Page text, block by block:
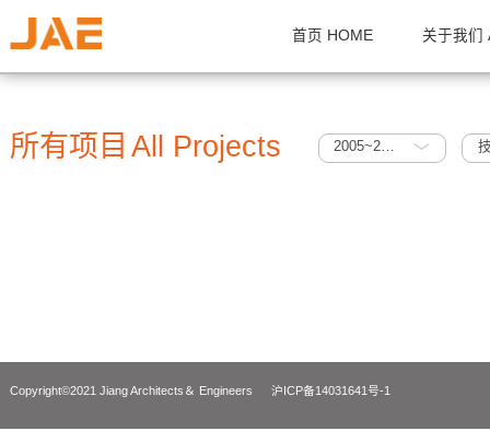
首页 HOME 关
所有项目 All Projects 2005~2010
Copyright©2021 Jiang Architects＆ Engineers 沪ICP备14031641号-1